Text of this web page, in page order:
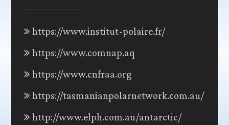
https://www.institut-polaire.fr/
https://www.comnap.aq
https://www.cnfraa.org
https://tasmanianpolarnetwork.com.au/
http://www.elph.com.au/antarctic/